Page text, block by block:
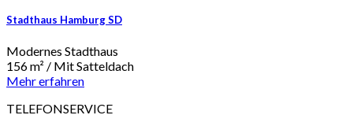
Stadthaus Hamburg SD
Modernes Stadthaus
156 m² / Mit Satteldach
Mehr erfahren
TELEFONSERVICE